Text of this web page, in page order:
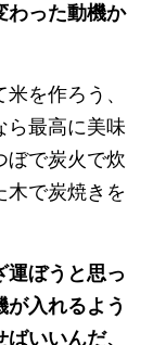
わった動機か
を作ろう、
ら最高に美味
ぼで炭火で炊
木で炭焼きを
運ぼうと思っ
入れるよう
いいんだ、